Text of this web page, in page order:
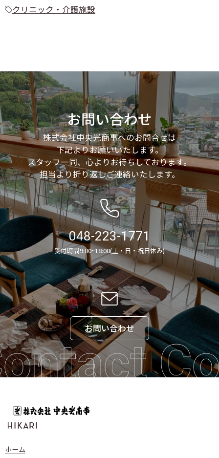
クリニック・介護施設
お問い合わせ
株式会社中央光商事へのお問合せは
下記よりお願いいたします。
スタッフ一同、心よりお待ちしております。
担当より折り返しご連絡いたします。
048-223-1771
受付時間9:00~18:00(土・日・祝日休み)
お問い合わせ
ホーム